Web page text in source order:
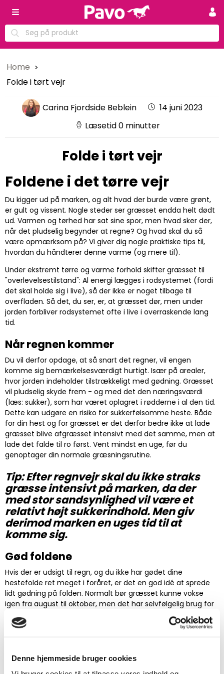
Denne hjemmeside bruger cookies
Home
Folde i tørt vejr
Carina Fjordside Beblein
14 juni 2023
Læsetid 0 minutter
Folde i tørt vejr
Foldene i det tørre vejr
Du kigger ud på marken, og alt hvad der burde være grønt,
er gult og vissent. Nogle steder ser græsset endda helt dødt
ud. Varmen og tørhed har sat sine spor, men hvad sker der,
når det pludselig begynder at regne? Og hvad skal du så
være opmærksom på? Vi giver dig nogle praktiske tips til,
hvordan du håndterer denne varme (og mere til).
Under ekstremt tørre og varme forhold skifter græsset til
"overlevelsestilstand": Al energi lægges i rodsystemet (fordi
det skal holde sig i live), så der ikke er noget tilbage til
overfladen. Så det, du ser, er, at græsset dør, men under
jorden forbliver rodsystemet ofte i live i overraskende lang
tid.
Når regnen kommer
Du vil derfor opdage, at så snart det regner, vil engen
komme sig bemærkelsesværdigt hurtigt. Især på arealer,
hvor jorden indeholder tilstrækkeligt med gødning. Græsset
vil pludselig skyde frem - og med det den næringsværdi
(læs: sukker), som har været oplagret i rødderne i al den tid.
Dette kan udgøre en risiko for sukkerfølsomme heste. Både
for din hest og for græsset er det derfor bedre ikke at lade
græsset blive afgræsset intensivt med det samme, men at
lade det falde til ro først. Vent mindst en uge, før du
genoptager din normale græsningsrutine.
Tip: Efter regnvejr skal du ikke straks
græsse intensivt på marken, da der
med stor sandsynlighed vil være et
relativt højt sukkerindhold. Men giv
derimod marken en uges tid til at
komme sig.
Gød foldene
Hvis der er udsigt til regn, og du ikke har gødet dine
hestefolde ret meget i foråret, er det en god idé at sprede
lidt gødning på folden. Normalt bør græsset kunne vokse
igen fra august til oktober, men det har selvfølgelig brug for
næringsstoffer. Det er her, du med fordel kan bruge Pavo
FieldCare. Denne gødning er specielt beregnet til
hestegræsgange og indeholder en særlig
måneder - i modsætning til "normal" gødning, hvor det